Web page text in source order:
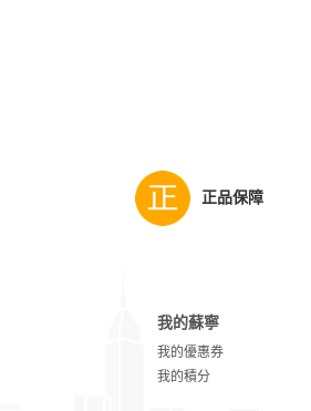
正品保障
我的蘇寧
我的優惠券
我的積分